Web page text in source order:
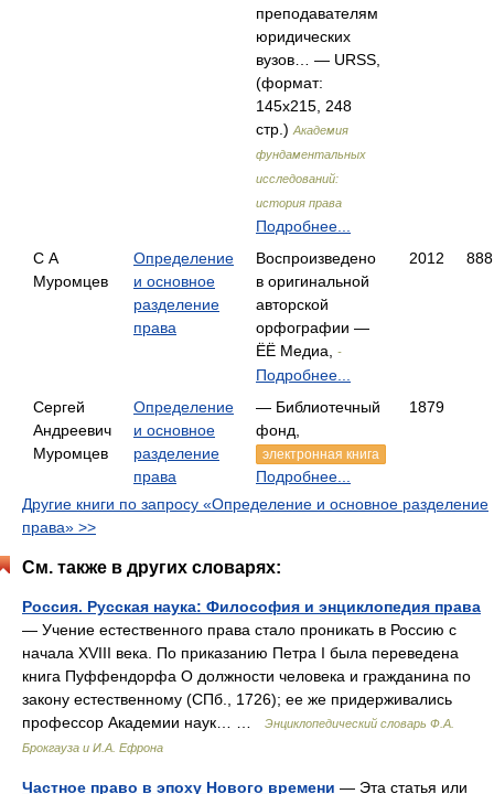
преподавателям
юридических
вузов… — URSS,
(формат:
145x215, 248
стр.) Академия
фундаментальных
исследований:
история права
Подробнее...
С А
Муромцев
Определение
и основное
разделение
права
Воспроизведено
в оригинальной
авторской
орфографии —
ЁЁ Медиа,
-
Подробнее...
2012 888
Сергей
Андреевич
Муромцев
Определение
и основное
разделение
права
— Библиотечный
фонд,
электронная книга
Подробнее...
1879
Другие книги по запросу «Определение и основное разделение
права» >>
См. также в других словарях:
Россия. Русская наука: Философия и энциклопедия права
— Учение естественного права стало проникать в Россию с
начала XVIII века. По приказанию Петра I была переведена
книга Пуффендорфа О должности человека и гражданина по
закону естественному (СПб., 1726); ее же придерживались
профессор Академии наук… …
Энциклопедический словарь Ф.А.
Брокгауза и И.А. Ефрона
Частное право в эпоху Нового времени — Эта статья или